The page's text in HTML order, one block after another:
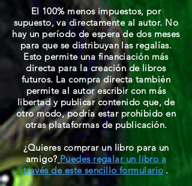
El 100% menos impuestos, por
supuesto, va directamente al autor. No
hay un período de espera de dos meses
para que se distribuyan las regalías.
Esto permite una financiación más
directa para la creación de libros
futuros. La compra directa también
permite al autor escribir con más
libertad y publicar contenido que, de
otro modo, podría estar prohibido en
otras plataformas de publicación.
¿Quieres comprar un libro para un
amigo? Puedes regalar un libro a
través de este sencillo formulario .